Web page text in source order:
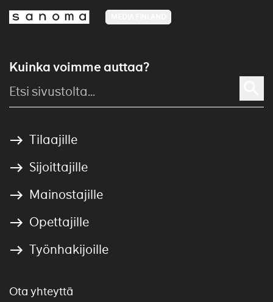
Kuinka voimme auttaa?
Tilaajille
Sijoittajille
Mainostajille
Opettajille
Työnhakijoille
Ota yhteyttä